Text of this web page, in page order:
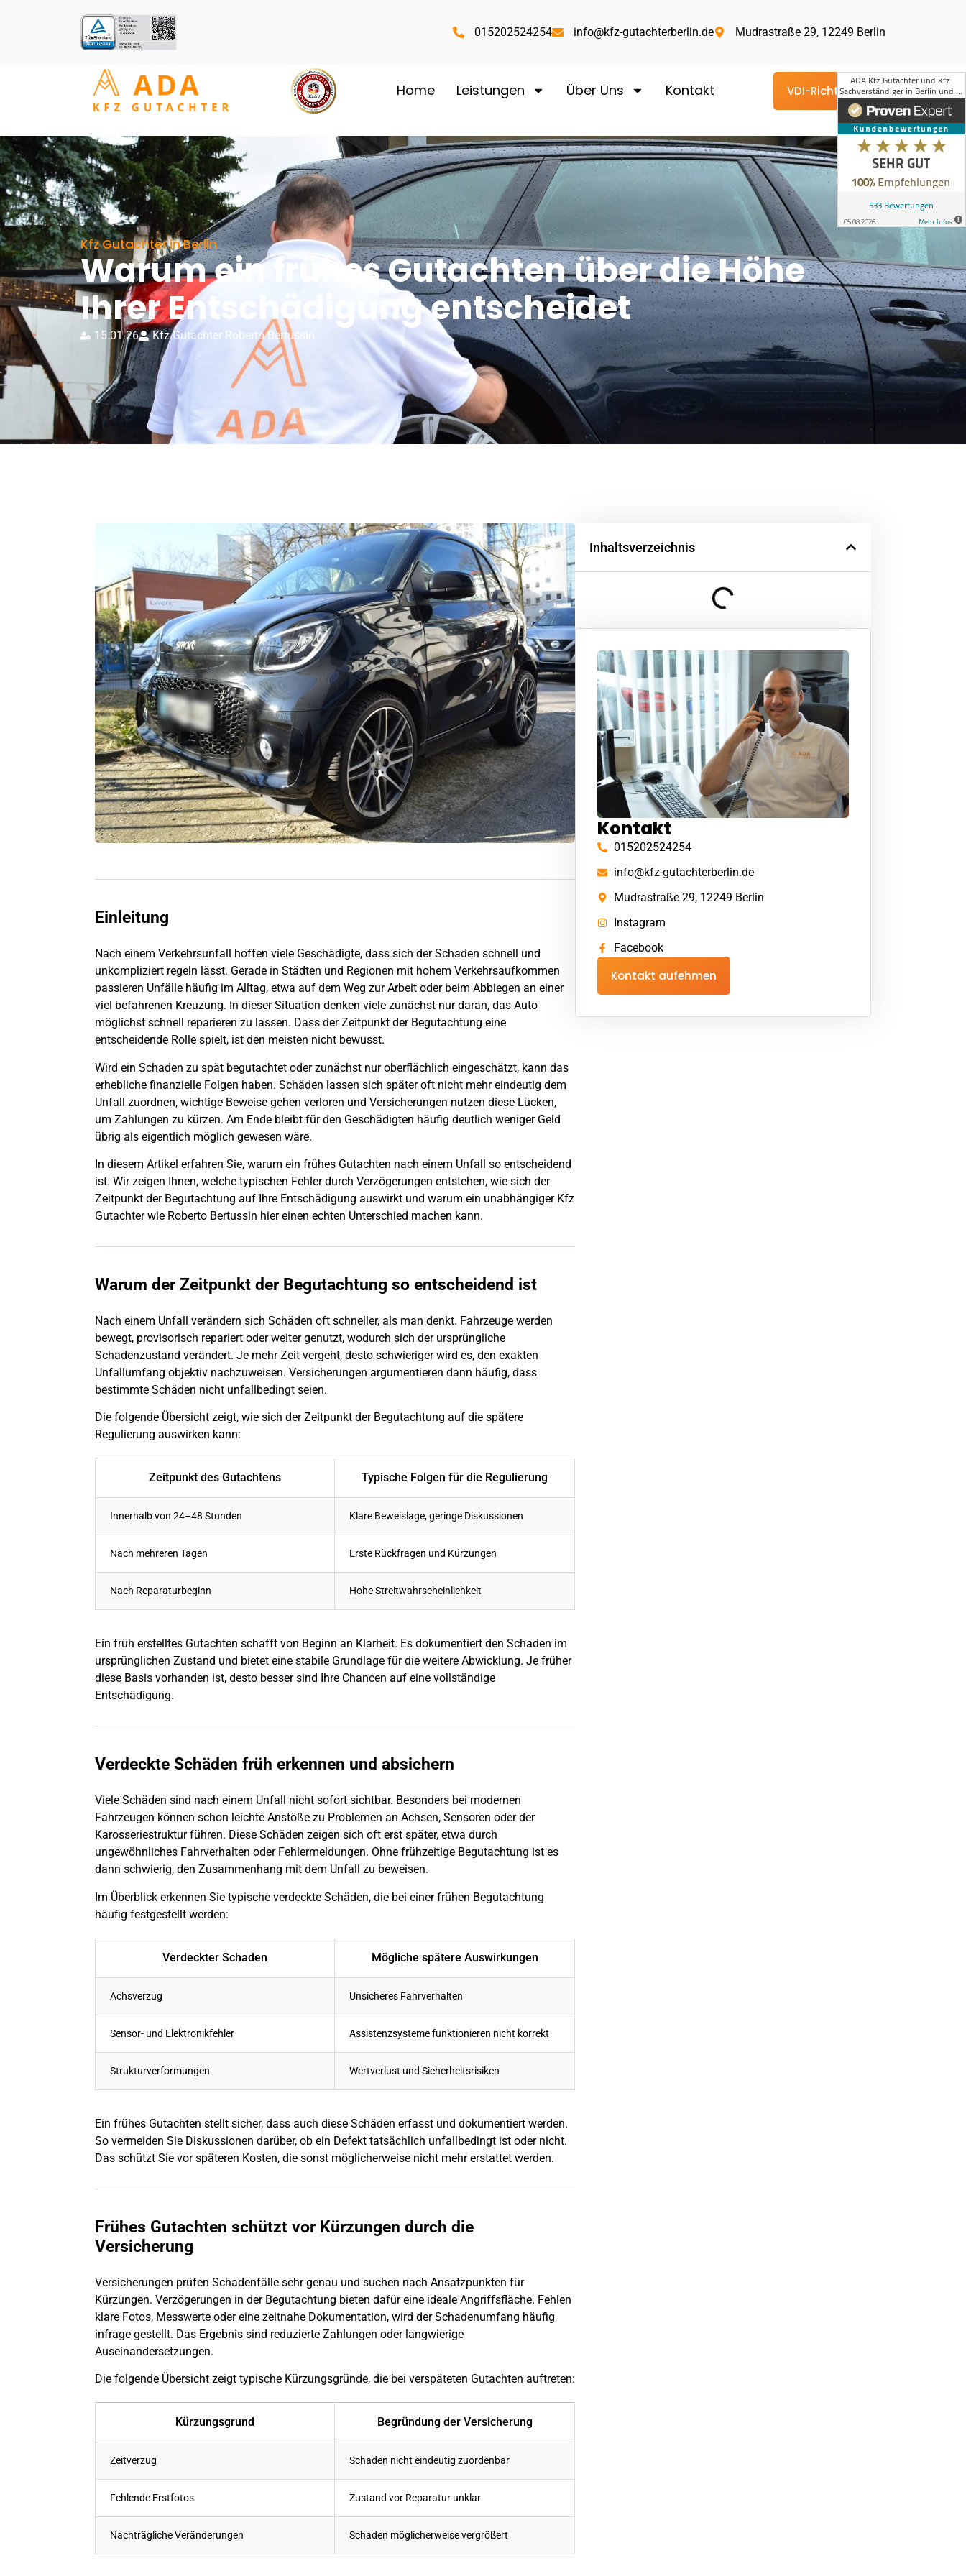
015202524254 info@kfz-gutachterberlin.de Mudrastraße 29, 12249 Berlin
Home Leistungen Über Uns Kontakt VDI-Richtlinie
Kfz Gutachter in Berlin
Warum ein frühes Gutachten über die Höhe
Ihrer Entschädigung entscheidet
15.01.26 Kfz Gutachter Roberto Bertussin
Einleitung
Nach einem Verkehrsunfall hoffen viele Geschädigte, dass sich der Schaden schnell und
unkompliziert regeln lässt. Gerade in Städten und Regionen mit hohem Verkehrsaufkommen
passieren Unfälle häufig im Alltag, etwa auf dem Weg zur Arbeit oder beim Abbiegen an einer
viel befahrenen Kreuzung. In dieser Situation denken viele zunächst nur daran, das Auto
möglichst schnell reparieren zu lassen. Dass der Zeitpunkt der Begutachtung eine
entscheidende Rolle spielt, ist den meisten nicht bewusst.
Wird ein Schaden zu spät begutachtet oder zunächst nur oberflächlich eingeschätzt, kann das
erhebliche finanzielle Folgen haben. Schäden lassen sich später oft nicht mehr eindeutig dem
Unfall zuordnen, wichtige Beweise gehen verloren und Versicherungen nutzen diese Lücken,
um Zahlungen zu kürzen. Am Ende bleibt für den Geschädigten häufig deutlich weniger Geld
übrig als eigentlich möglich gewesen wäre.
In diesem Artikel erfahren Sie, warum ein frühes Gutachten nach einem Unfall so entscheidend
ist. Wir zeigen Ihnen, welche typischen Fehler durch Verzögerungen entstehen, wie sich der
Zeitpunkt der Begutachtung auf Ihre Entschädigung auswirkt und warum ein unabhängiger Kfz
Gutachter wie Roberto Bertussin hier einen echten Unterschied machen kann.
Warum der Zeitpunkt der Begutachtung so entscheidend ist
Nach einem Unfall verändern sich Schäden oft schneller, als man denkt. Fahrzeuge werden
bewegt, provisorisch repariert oder weiter genutzt, wodurch sich der ursprüngliche
Schadenzustand verändert. Je mehr Zeit vergeht, desto schwieriger wird es, den exakten
Unfallumfang objektiv nachzuweisen. Versicherungen argumentieren dann häufig, dass
bestimmte Schäden nicht unfallbedingt seien.
Die folgende Übersicht zeigt, wie sich der Zeitpunkt der Begutachtung auf die spätere
Regulierung auswirken kann:
Zeitpunkt des Gutachtens Typische Folgen für die Regulierung
Innerhalb von 24–48 Stunden Klare Beweislage, geringe Diskussionen
Nach mehreren Tagen Erste Rückfragen und Kürzungen
Nach Reparaturbeginn Hohe Streitwahrscheinlichkeit
Ein früh erstelltes Gutachten schafft von Beginn an Klarheit. Es dokumentiert den Schaden im
ursprünglichen Zustand und bietet eine stabile Grundlage für die weitere Abwicklung. Je früher
diese Basis vorhanden ist, desto besser sind Ihre Chancen auf eine vollständige
Entschädigung.
Verdeckte Schäden früh erkennen und absichern
Viele Schäden sind nach einem Unfall
nicht sofort sichtbar. Besonders bei modernen
Fahrzeugen können schon leichte Anstöße zu Problemen an Achsen, Sensoren oder der
Karosseriestruktur führen. Diese Schäden zeigen sich oft erst später, etwa durch
ungewöhnliches Fahrverhalten oder Fehlermeldungen. Ohne frühzeitige Begutachtung ist es
dann schwierig, den Zusammenhang mit dem Unfall zu beweisen.
Im Überblick erkennen Sie typische verdeckte Schäden, die bei einer frühen Begutachtung
häufig festgestellt werden:
Verdeckter Schaden Mögliche spätere Auswirkungen
Achsverzug Unsicheres Fahrverhalten
Sensor- und Elektronikfehler Assistenzsysteme funktionieren nicht korrekt
Strukturverformungen Wertverlust und Sicherheitsrisiken
Ein frühes Gutachten stellt sicher, dass auch diese Schäden erfasst und dokumentiert werden.
So vermeiden Sie Diskussionen darüber, ob ein Defekt tatsächlich unfallbedingt ist oder nicht.
Das schützt Sie vor späteren Kosten, die sonst möglicherweise nicht mehr erstattet werden.
Frühes Gutachten schützt vor Kürzungen durch die
Versicherung
Versicherungen prüfen Schadenfälle sehr genau und suchen nach Ansatzpunkten für
Kürzungen. Verzögerungen in der Begutachtung bieten dafür eine ideale Angriffsfläche. Fehlen
klare Fotos, Messwerte oder eine zeitnahe Dokumentation, wird der Schadenumfang häufig
infrage gestellt. Das Ergebnis sind reduzierte Zahlungen oder langwierige
Auseinandersetzungen.
Die folgende Übersicht zeigt typische Kürzungsgründe, die bei verspäteten Gutachten auftreten:
Kürzungsgrund Begründung der Versicherung
Zeitverzug Schaden nicht eindeutig zuordenbar
Fehlende Erstfotos Zustand vor Reparatur unklar
Nachträgliche Veränderungen Schaden möglicherweise vergrößert
Inhaltsverzeichnis
Kontakt
015202524254
info@kfz-gutachterberlin.de
Mudrastraße 29, 12249 Berlin
Instagram
Facebook
Kontakt aufehmen